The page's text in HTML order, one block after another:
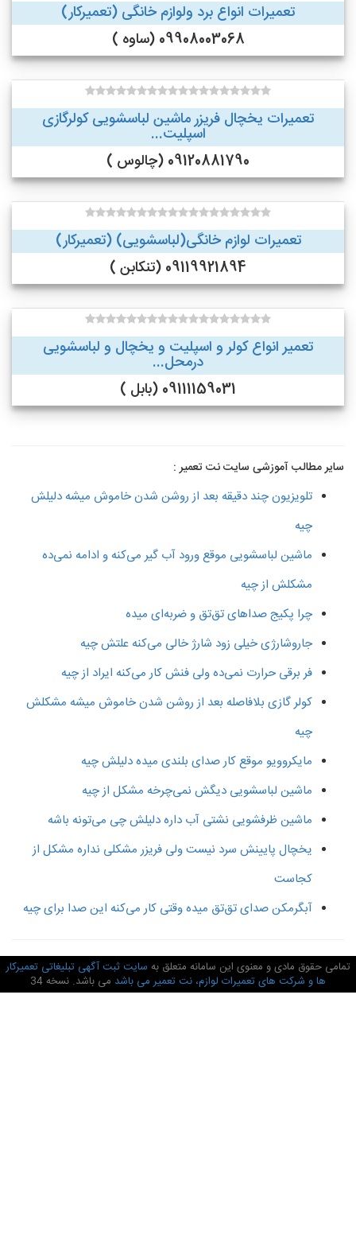
تعمیرات انواع برد ولوازم خانگی (تعمیرکار)
09908003068 (ساوه )
تعمیرات یخچال فریزر ماشین لباسشویی کولرگازی
اسپلیت...
09120881790 (چالوس )
تعمیرات لوازم خانگی(لباسشویی) (تعمیرکار)
09119921894 (تنکابن )
تعمیر انواع کولر و اسپلیت و یخچال و لباسشویی
درمحل...
09111159031 (بابل )
سایر مطالب آموزشی سایت نت تعمیر :
تلویزیون چند دقیقه بعد از روشن شدن خاموش میشه دلیلش
چیه
ماشین لباسشویی موقع ورود آب گیر می‌کنه و ادامه نمی‌ده
مشکلش از چیه
چرا پکیج صداهای تق‌تق و ضربه‌ای میده
جاروشارژی خیلی زود شارژ خالی می‌کنه علتش چیه
فر برقی حرارت نمی‌ده ولی فنش کار می‌کنه ایراد از چیه
کولر گازی بلافاصله بعد از روشن شدن خاموش میشه مشکلش
چیه
مایکروویو موقع کار صدای بلندی میده دلیلش چیه
ماشین لباسشویی دیگش نمی‌چرخه مشکل از چیه
ماشین ظرفشویی نشتی آب داره دلیلش چی می‌تونه باشه
یخچال پایینش سرد نیست ولی فریزر مشکلی نداره مشکل از
کجاست
آبگرمکن صدای تق‌تق میده وقتی کار می‌کنه این صدا برای چیه
حقوق مادی و معنوی این سامانه متعلق به سایت ثبت آگهی تبلیغاتی تعمیرکار
ها و شرکت های تعمیرات لوازم، نت تعمیر می باشدمی باشد. نسخه 34